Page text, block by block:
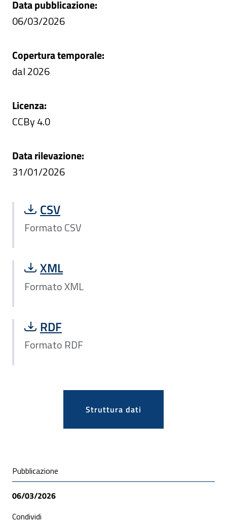
Data pubblicazione:
06/03/2026
Copertura temporale:
dal 2026
Licenza:
CCBy 4.0
Data rilevazione:
31/01/2026
Scarica file Formato CSV:
CSV
Formato CSV
Scarica file Formato XML:
XML
Formato XML
Scarica file Formato RDF:
RDF
Formato RDF
Apri
Struttura dati
Condivisione social
Pubblicazione
06/03/2026
Condividi